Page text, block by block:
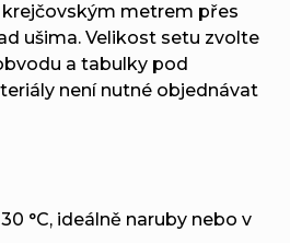
metrem přes
ušima. Velikost setu zvolte
a tabulky pod
není nutné objednávat
°C, ideálně naruby nebo v